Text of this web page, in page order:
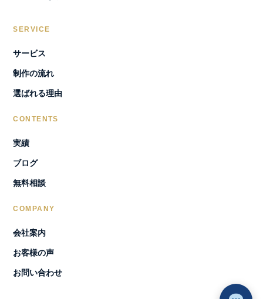
SERVICE
サービス
制作の流れ
選ばれる理由
CONTENTS
実績
ブログ
無料相談
COMPANY
会社案内
お客様の声
お問い合わせ